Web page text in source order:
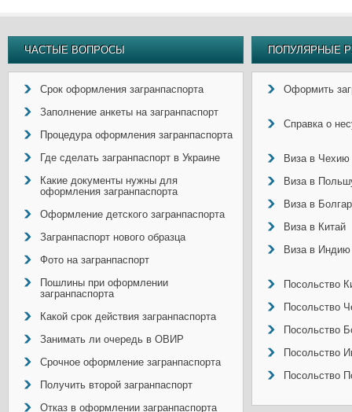
ЧАСТЫЕ ВОПРОСЫ
Срок оформления загранпаспорта
Заполнение анкеты на загранпаспорт
Процедура оформления загранпаспорта
Где сделать загранпаспорт в Украине
Какие документы нужны для
оформления загранпаспорта
Оформление детского загранпаспорта
Загранпаспорт нового образца
Фото на загранпаспорт
Пошлины при оформлении
загранпаспорта
Какой срок действия загранпаспорта
Занимать ли очередь в ОВИР
Срочное оформление загранпаспорта
Получить второй загранпаспорт
Отказ в оформлении загранпаспорта
ПОПУЛЯРНЫЕ
Оформить
Справка о
Виза в Чехию
Виза в
Виза в
Виза в Китай
Виза в Индию
Посольство
Посольство
Посольство
Посольство
Посольство